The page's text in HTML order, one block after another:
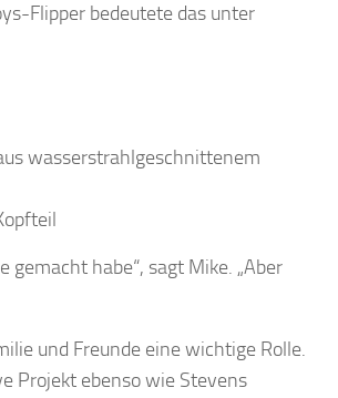
Flipper bedeutete das unter
wasserstrahlgeschnittenem
habe“, sagt Mike. „Aber
und Freunde eine wichtige Rolle.
Projekt ebenso wie Stevens